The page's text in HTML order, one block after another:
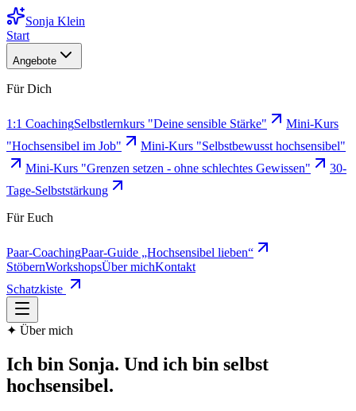
Sonja Klein
Start
Angebote
Für Dich
1:1 CoachingSelbstlernkurs "Deine sensible Stärke"
Mini-Kurs
"Hochsensibel im Job"
Mini-Kurs "Selbstbewusst hochsensibel"
Mini-Kurs "Grenzen setzen - ohne schlechtes Gewissen"
30-
Tage-Selbststärkung
Für Euch
Paar-CoachingPaar-Guide „Hochsensibel lieben“
StöbernWorkshopsÜber michKontakt
Schatzkiste
✦ Über mich
Ich bin Sonja. Und ich bin selbst
hochsensibel.